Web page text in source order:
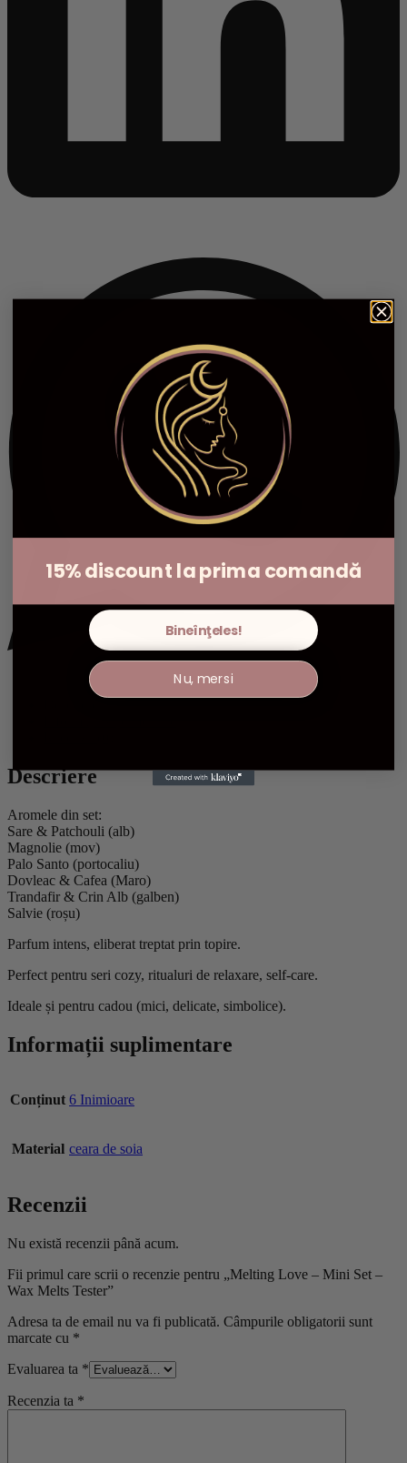
Descriere
Aromele din set:
Sare & Patchouli (alb)
Magnolie (mov)
Palo Santo (portocaliu)
Dovleac & Cafea (Maro)
Trandafir & Crin Alb (galben)
Salvie (roșu)
Parfum intens, eliberat treptat prin topire.
Perfect pentru seri cozy, ritualuri de relaxare, self-care.
Ideale și pentru cadou (mici, delicate, simbolice).
Informații suplimentare
Conținut 6 Inimioare
Material ceara de soia
Recenzii
Nu există recenzii până acum.
Fii primul care scrii o recenzie pentru „Melting Love – Mini Set –
Wax Melts Tester”
Adresa ta de email nu va fi publicată. Câmpurile obligatorii sunt
marcate cu *
Evaluarea ta *
Recenzia ta *
15% discount la prima comandă
Bineînţeles!
Nu, mersi